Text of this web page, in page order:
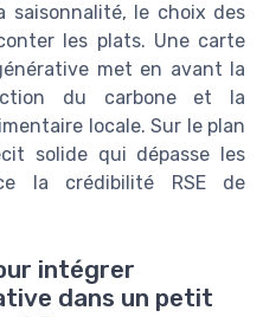
saisonnalité, le choix des
les plats. Une carte
met en avant la
du carbone et la
locale. Sur le plan
solide qui dépasse les
la crédibilité RSE de
intégrer
dans un petit